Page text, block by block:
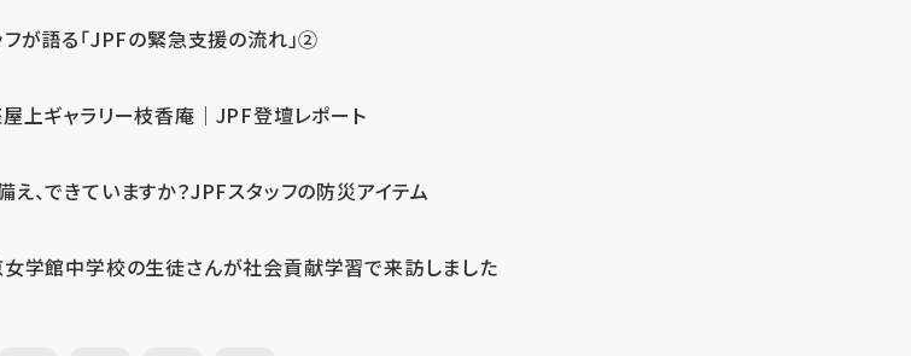
フが語る「JPFの緊急支援の流れ」②
屋上ギャラリー枝香庵｜JPF登壇レポート
え、できていますか？JPFスタッフの防災アイテム
女学館中学校の生徒さんが社会貢献学習で来訪しました